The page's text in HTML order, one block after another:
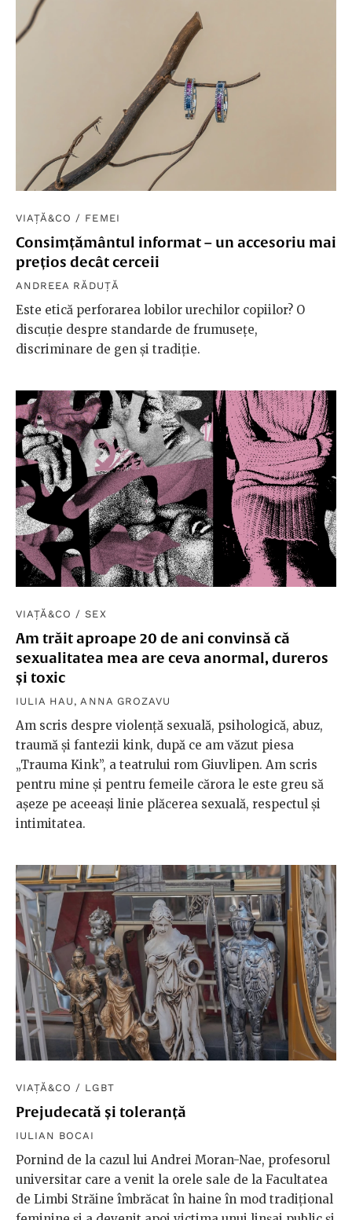
VIAȚĂ&CO / FEMEI
Consimțământul informat – un accesoriu mai
prețios decât cerceii
ANDREEA RĂDUȚĂ
Este etică perforarea lobilor urechilor copiilor? O
discuție despre standarde de frumusețe,
discriminare de gen și tradiție.
VIAȚĂ&CO /SEX
Am trăit aproape 20 de ani convinsă că
sexualitatea mea are ceva anormal, dureros
și toxic
IULIA HAU , ANNA GROZAVU
Am scris despre violență sexuală, psihologică, abuz,
traumă și fantezii kink, după ce am văzut piesa
„Trauma Kink”, a teatrului rom Giuvlipen. Am scris
pentru mine și pentru femeile cărora le este greu să
așeze pe aceeași linie plăcerea sexuală, respectul și
intimitatea.
VIAȚĂ&CO / LGBT
Prejudecată și toleranță
IULIAN BOCAI
Pornind de la cazul lui Andrei Moran-Nae, profesorul
universitar care a venit la orele sale de la Facultatea
de Limbi Străine îmbrăcat în haine în mod tradițional